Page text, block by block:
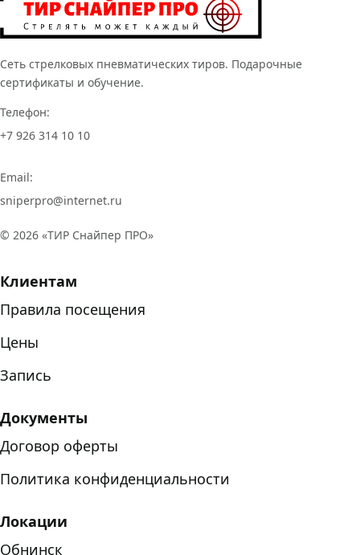
Сеть стрелковых пневматических тиров. Подарочные
сертификаты и обучение.
Телефон:
+7 926 314 10 10
Email:
sniperpro@internet.ru
© 2026 «ТИР Снайпер ПРО»
Клиентам
Правила посещения
Цены
Запись
Документы
Договор оферты
Политика конфиденциальности
Локации
Обнинск